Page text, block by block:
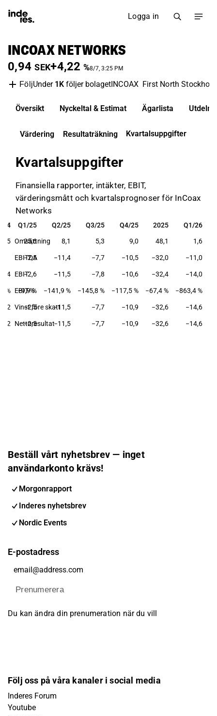
Logga in
INCOAX NETWORKS
0,94 SEK+4,22 %8/7, 3:25 PM
FöljUnder 1K följer bolagetINCOAX First North
Översikt Nyckeltal & Estimat Ägarlista
Värdering Resultaträkning Kvartalsuppgifter
Kvartalsuppgifter
Finansiella rapporter, intäkter, EBIT,
värderingsmått och kvartalsprognoser för InCoax
Networks
Q1/25 Q2/25 Q3/25 Q4/25 2025 Q1/26
Q1/25 Q2/25 Q3/25 Q4/25 2025 Q1/26
Omsättning
25,6 8,1 5,3 9,0 48,1 1,6
EBITDA
−2,5 −11,4 −7,7 −10,5 −32,0 −11,0
EBIT−2,6 −11,5 −7,8 −10,6 −32,4 −14,0
EBIT-%
% −9,9 % −141,9 % −145,8 % −117,5 % −67,4 % −863,4 %
Vinst före skatt
−2,5 −11,5 −7,7 −10,9 −32,6 −14,6
Nettoresultat
−2,5 −11,5 −7,7 −10,9 −32,6 −14,6
Beställ vårt nyhetsbrev — inget
användarkonto krävs!
Morgonrapport
Inderes nyhetsbrev
Nordic Events
E-postadress
Prenumerera
Du kan ändra din prenumeration när du vill
Följ oss på våra kanaler i social media
Inderes Forum
Youtube